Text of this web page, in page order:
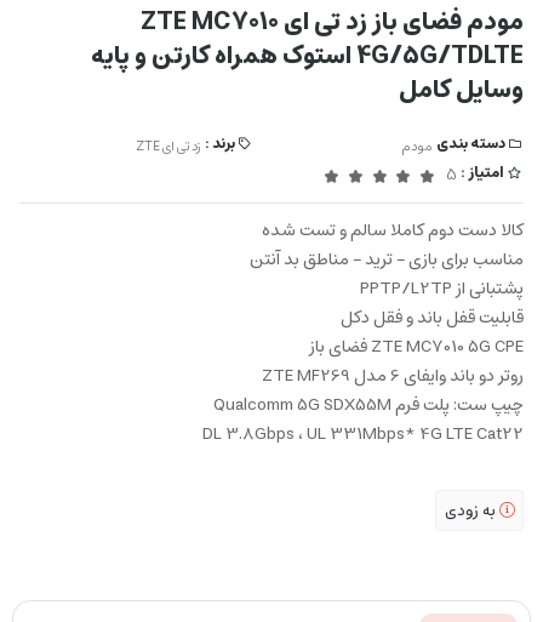
مودم فضای باز زد تی ای ZTE MC7010
4G/5G/TDLTE استوک همراه کارتن و پایه
وسایل کامل
دسته بندیمودم برند :زد تی ای ZTE
امتیاز :5
کالا دست دوم کاملا سالم و تست شده
مناسب برای بازی – ترید – مناطق بد آنتن
پشتبانی از PPTP/L2TP
قابلیت قفل باند و فقل دکل
ZTE MC7010 5G CPE فضای باز
روتر دو باند وایفای 6 مدل ZTE MF269
چیپ ست: پلت فرم Qualcomm 5G SDX55M
DL 3.8Gbps ، UL 331Mbps* 4G LTE Cat22
به زودی